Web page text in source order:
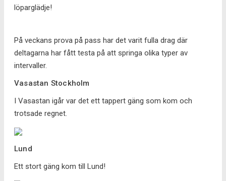
löparglädje!
På veckans prova på pass har det varit fulla drag där
deltagarna har fått testa på att springa olika typer av
intervaller.
Vasastan Stockholm
I Vasastan igår var det ett tappert gäng som kom och
trotsade regnet.
Lund
Ett stort gäng kom till Lund!